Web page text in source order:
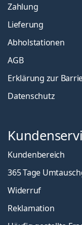
Zahlung
Lieferung
Abholstationen
AGB
Erklärung zur
Datenschutz
Kundenbereich
365 Tage
Widerruf
Reklamation